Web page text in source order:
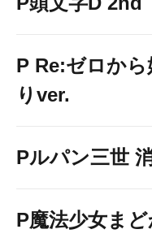
P Re:ゼロか
りver.
Pルパン三世
P魔法少女ま